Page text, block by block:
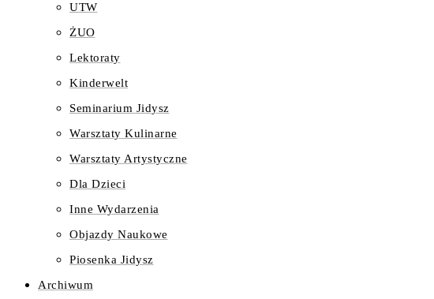
UTW
ŻUO
Lektoraty
Kinderwelt
Seminarium Jidysz
Warsztaty Kulinarne
Warsztaty Artystyczne
Dla Dzieci
Inne Wydarzenia
Objazdy Naukowe
Piosenka Jidysz
Archiwum